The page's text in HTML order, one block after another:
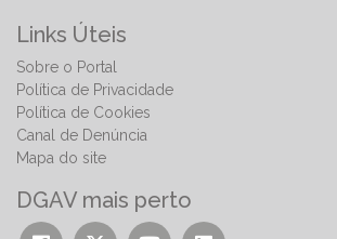
Links Úteis
Sobre o Portal
Política de Privacidade
Política de Cookies
Canal de Denúncia
Mapa do site
DGAV mais perto